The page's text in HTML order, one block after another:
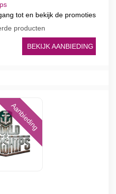
tot en bekijk de promoties
producten
BEKIJK AANBIEDING
Aanbieding